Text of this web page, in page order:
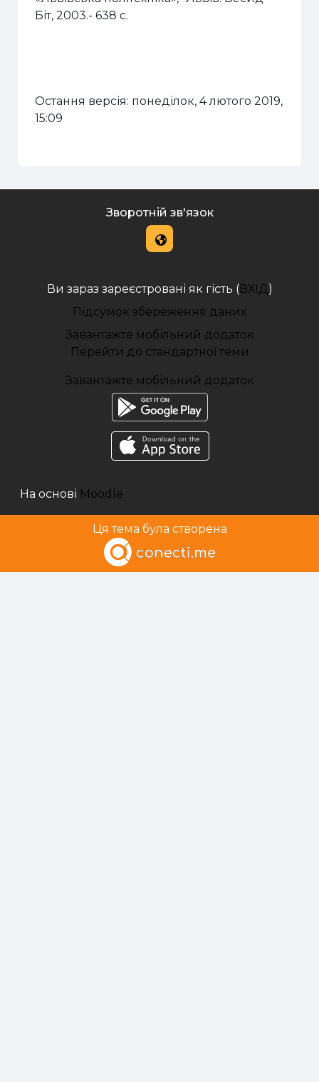
Біт, 2003.- 638 с.
Остання версія: понеділок, 4 лютого 2019,
15:09
Зворотній зв'язок
Ви зараз зареєстровані як гість (ВХІД )
Підсумок збереження даних
Завантажте мобільний додаток
Перейти до стандартної теми
Завантажте мобільний додаток
На основі Moodle
Ця тема була створена